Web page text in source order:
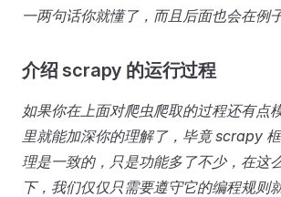
一两句话你就懂了，而且后面也会在例
介绍 scrapy 的运行过程
如果你在上面对爬虫爬取的过程还有点
里就能加深你的理解了，毕竟 scrapy
理是一致的，只是功能多了不少，在这
下，我们仅仅只需要遵守它的编程规则